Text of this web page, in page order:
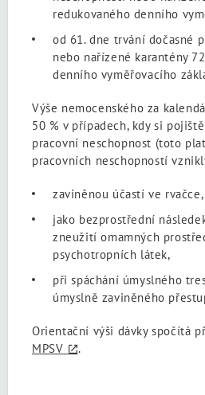
redukovaného denního
od 61. dne trvání dočasné
nebo nařízené karantény
denního vyměřovacího
Výše nemocenského za
50 % v případech, kdy si
pracovní neschopnost (toto
pracovních neschopností
zaviněnou účastí ve rvačce,
jako bezprostřední
zneužití omamných
psychotropních látek,
při spáchání úmyslného
úmyslně zaviněného
Orientační výši dávky spočítá
MPSV
.